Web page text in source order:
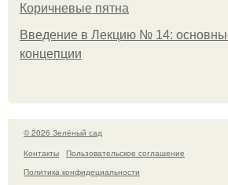
Коричневые пятна
Введение в Лекцию № 14:
концепции
© 2026 Зелёный сад
Контакты
Пользовательское соглашение
Политика конфидециальности